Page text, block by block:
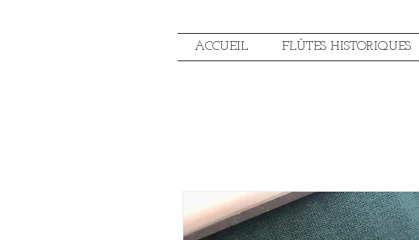
ACCUEIL FLÛTES HISTORIQUES